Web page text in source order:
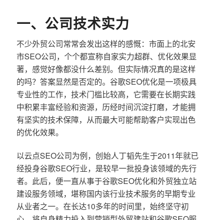
一、公司技术实力
不少外贸公司常常会发出这样的感慨：市面上的北安
市SEO公司，个个都宣称自家实力超群、优化效果显
著，感觉好像都没什么差别。但实际情况真的是这样
的吗？答案显然是否定的。谷歌SEO优化是一项极具
专业性的工作，技术门槛比较高，它需要在长期实践
中积累丰富经验和资源，历经时间沉淀打磨，才能拥
有坚实的技术保障，从而最大可能帮助客户实现出色
的优化效果。
以云点SEO公司为例，创始人丁韬先生于2011年就已
经投身谷歌SEO行业，是较早一批投身该领域的先行
者。此后，便一直从事于谷歌SEO优化和外贸独立站
建设服务领域，堪称国内该行业技术服务的早期专业
从业者之一。在长达10多年的时间里，始终坚守初